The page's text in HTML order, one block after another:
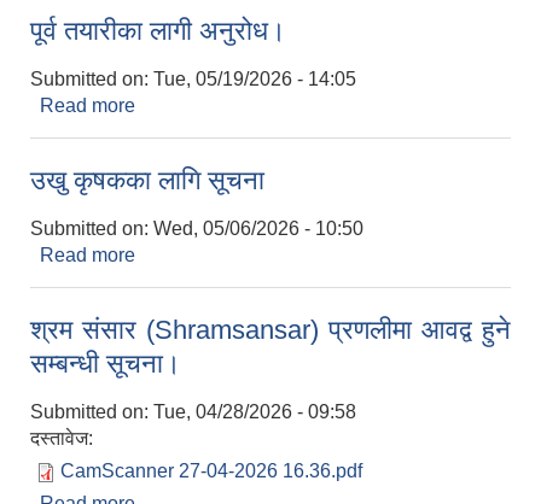
पूर्व तयारीका लागी अनुरोध।
Submitted on: Tue, 05/19/2026 - 14:05
Read more
उखु कृषकका लागि सूचना
Submitted on: Wed, 05/06/2026 - 10:50
Read more
श्रम संसार (Shramsansar) प्रणलीमा आवद्व हुने
सम्बन्धी सूचना।
Submitted on: Tue, 04/28/2026 - 09:58
दस्तावेज:
CamScanner 27-04-2026 16.36.pdf